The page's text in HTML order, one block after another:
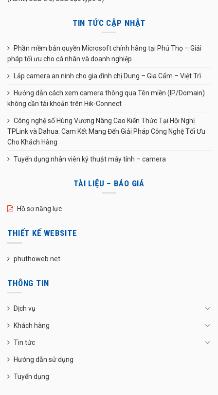
TIN TỨC CẬP NHẬT
Phần mềm bản quyền Microsoft chính hãng tại Phú Thọ – Giải
pháp tối ưu cho cá nhân và doanh nghiệp
Lắp camera an ninh cho gia đình chị Dung – Gia Cẩm – Việt Trì
Hướng dẫn cách xem camera thông qua Tên miền (IP/Domain)
không cần tài khoản trên Hik-Connect
Công nghệ số Hùng Vương Nâng Cao Kiến Thức Tại Hội Nghị
TPLink và Dahua: Cam Kết Mang Đến Giải Pháp Công Nghệ Tối Ưu
Cho Khách Hàng
Tuyển dụng nhân viên kỹ thuật máy tính – camera
TÀI LIỆU – BÁO GIÁ
Hồ sơ năng lực
THIẾT KẾ WEBSITE
phuthoweb.net
THÔNG TIN
Dịch vụ
Khách hàng
Tin tức
Hướng dẫn sử dụng
Tuyển dụng